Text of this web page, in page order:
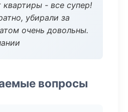
- все супер!
убирали за
очень довольны.
вопросы